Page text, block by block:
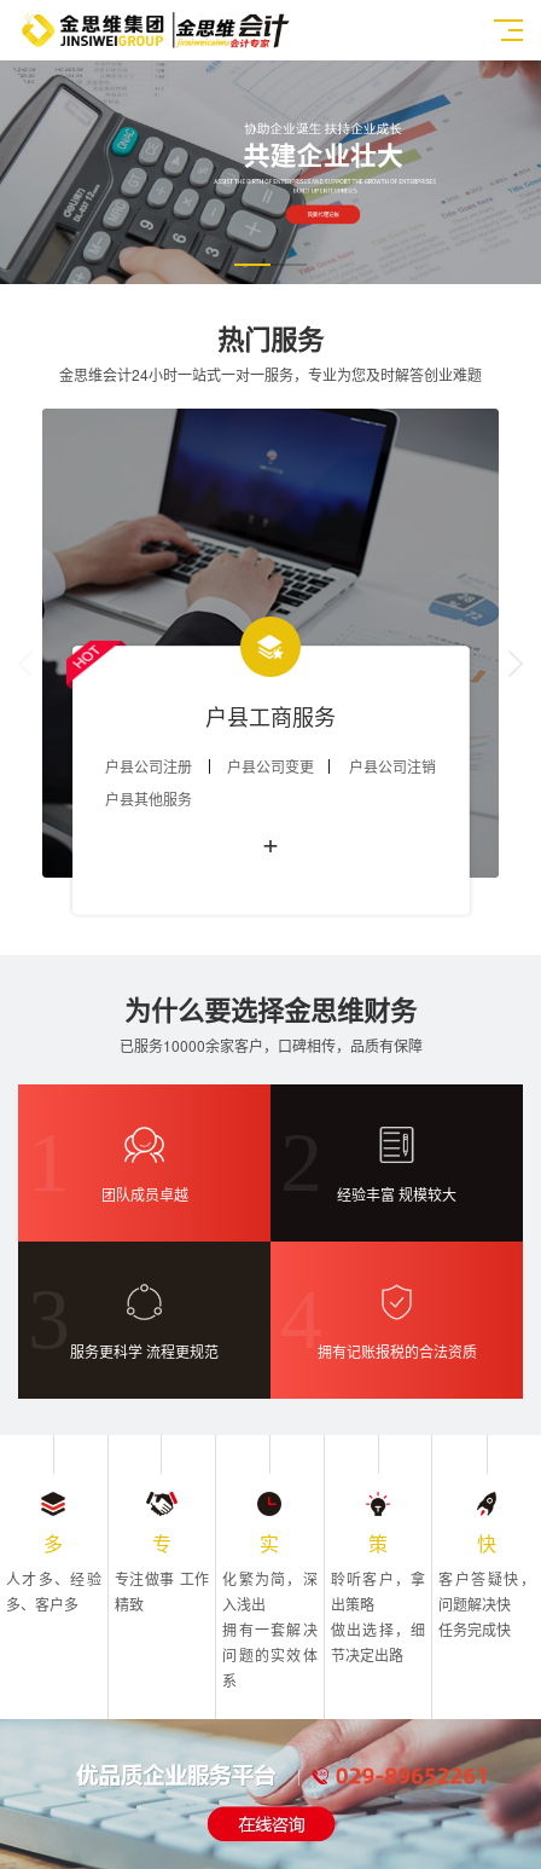
热门服务
金思维会计24小时一站式一对一服务，专业为您及时解答创业难题
户县工商服务
户县公司注册 户县公司变更
户县公司注销
户县其他服务
+
为什么要选择金思维财务
已服务10000余家客户，口碑相传，品质有保障
团队成员卓越 经验丰富 规模较大
服务更科学 流程更规范 4
拥有记账报税的合法资质
多
人才多、经验
多、客户多
专
专注做事 工作
精致
实
化繁为简，深
入浅出
拥有一套解决
问题的实效体
系
策
聆听客户，拿
出策略
做出选择，细
节决定出路
快
客户答疑快，
问题解决快
任务完成快